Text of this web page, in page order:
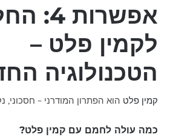
אפשרות 4:
לקמין פלט –
הטכנולוגיה
קמין פלטהוא הפתרון המודרני – חסכוני, נקי
כמה עולה לחמם עם קמין פלט?